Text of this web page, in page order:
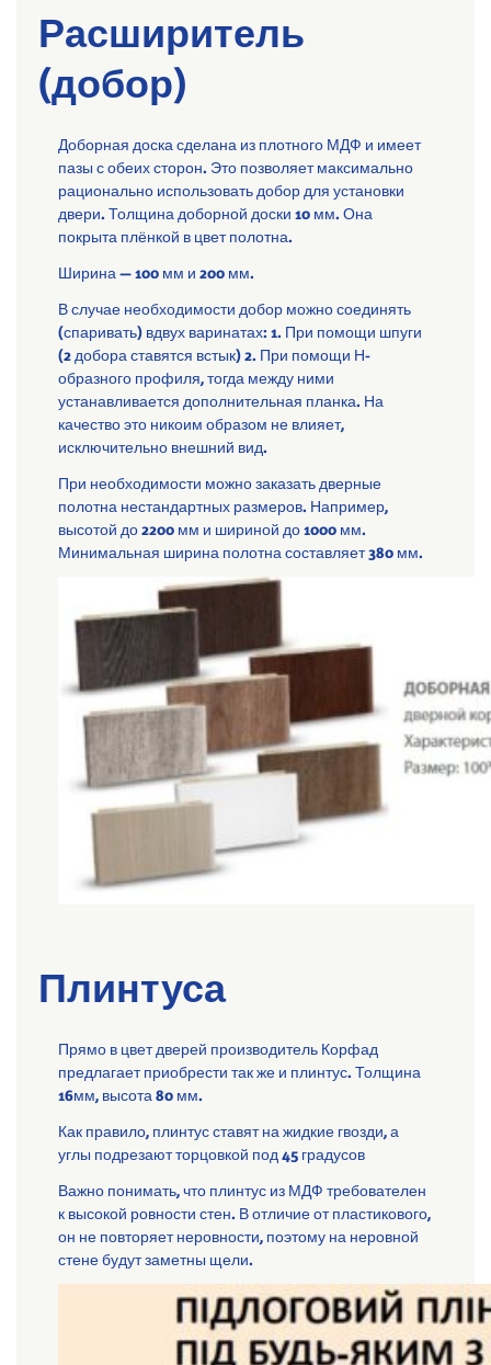
Расширитель
(добор)
Доборная доска сделана из плотного МДФ и имеет
пазы с обеих сторон. Это позволяет максимально
рационально использовать добор для установки
двери. Толщина доборной доски 10 мм. Она
покрыта плёнкой в цвет полотна.
Ширина — 100 мм и 200 мм.
В случае необходимости добор можно соединять
(спаривать) вдвух варинатах: 1. При помощи шпуги
(2 добора ставятся встык) 2. При помощи Н-
образного профиля, тогда между ними
устанавливается дополнительная планка. На
качество это никоим образом не влияет,
исключительно внешний вид.
При необходимости можно заказать дверные
полотна нестандартных размеров. Например,
высотой до 2200 мм и шириной до 1000 мм.
Минимальная ширина полотна составляет 380 мм.
Плинтуса
Прямо в цвет дверей производитель Корфад
предлагает приобрести так же и плинтус. Толщина
16мм, высота 80 мм.
Как правило, плинтус ставят на жидкие гвозди, а
углы подрезают торцовкой под 45 градусов
Важно понимать, что плинтус из МДФ требователен
к высокой ровности стен. В отличие от пластикового,
он не повторяет неровности, поэтому на неровной
стене будут заметны щели.